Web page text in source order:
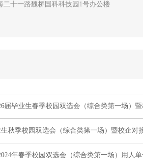
十一路魏桥国科科技园1号办公楼
届毕业生春季校园双选会（综合类第一场）
秋季校园双选会（综合类第一场）暨校企对
年春季校园双选会（综合类第一场）用人